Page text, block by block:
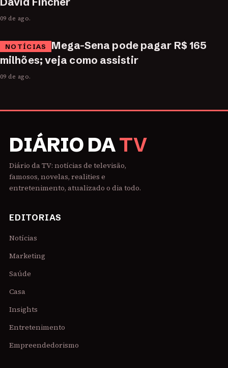
09 de ago.
NOTÍCIAS
Mega-Sena pode pagar R$ 165
milhões; veja como assistir
09 de ago.
DIÁRIO DATV
Diário da TV: notícias de televisão,
famosos, novelas, realities e
entretenimento, atualizado o dia todo.
EDITORIAS
Notícias
Marketing
Saúde
Casa
Insights
Entretenimento
Empreendedorismo